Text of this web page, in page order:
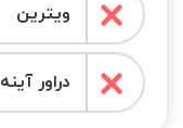
ویترین
دراور آینه